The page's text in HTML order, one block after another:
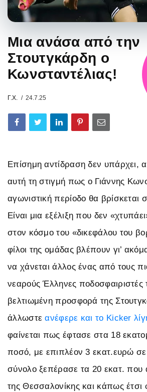
Μια ανάσα από την
Στουτγκάρδη ο
Κωνσταντέλιας!
Γ.Χ. 24.7.25
Επίσημη αντίδραση δεν υπάρχει,
αυτή τη στιγμή πως ο Γιάννης
αγωνιστική περίοδο θα βρίσκεται
Είναι μια εξέλιξη που δεν
στον κόσμο του «δικεφάλου του
φίλοι της ομάδας βλέπουν γι’
να χάνεται άλλος ένας από τους
νεαρούς Έλληνες ποδοσφαιριστές
βελτιωμένη προσφορά της
άλλωστεανέφερε και το Kicker
φαίνεται πως έφτασε στα 18
ποσό, με επιπλέον 3 εκατ.ευρώ
σύνολο ξεπέρασε τα 20 εκατ. που
της Θεσσαλονίκης και κάπως έτσι